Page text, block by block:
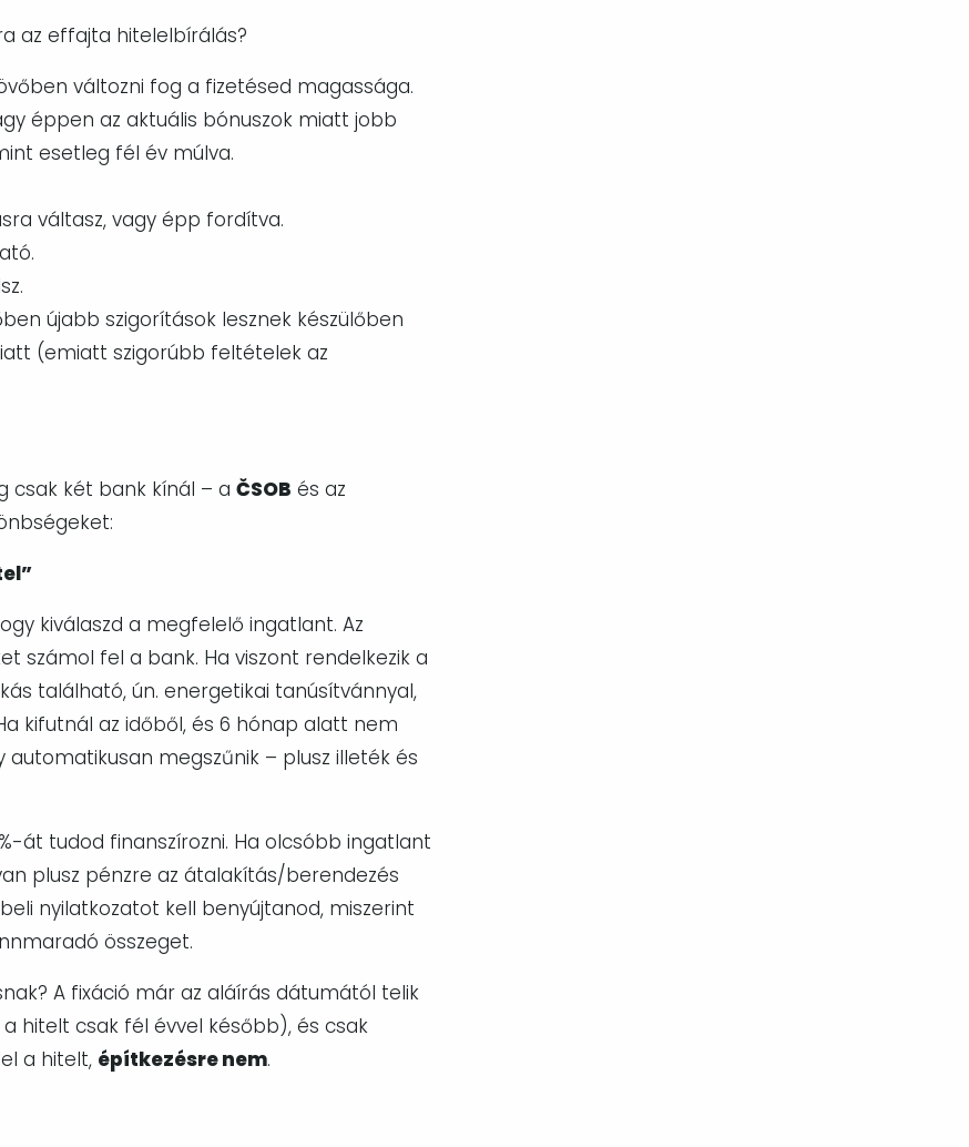
az effajta hitelelbírálás?
változni fog a fizetésed magassága.
éppen az aktuális bónuszok miatt jobb
esetleg fél év múlva.
váltasz, vagy épp fordítva.
újabb szigorítások lesznek készülőben
(emiatt szigorúbb feltételek az
csak két bank kínál – a ČSOB és az
kiválaszd a megfelelő ingatlant. Az
számol fel a bank. Ha viszont rendelkezik a
található, ún. energetikai tanúsítvánnyal,
kifutnál az időből, és 6 hónap alatt nem
automatikusan megszűnik – plusz illeték és
át tudod finanszírozni. Ha olcsóbb ingatlant
plusz pénzre az átalakítás/berendezés
nyilatkozatot kell benyújtanod, miszerint
összeget.
A fixáció már az aláírás dátumától telik
hitelt csak fél évvel később), és csak
a hitelt, építkezésre nem.